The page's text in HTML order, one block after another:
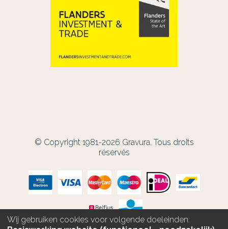
© Copyright 1981-2026 Gravura. Tous droits
réservés
Wij gebruiken cookies voor volgende doeleinden: